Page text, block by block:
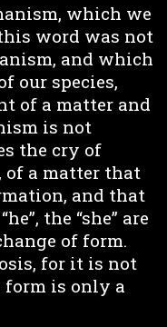
which we
word was not
and which
our species,
of a matter and
is not
the cry of
a matter that
and that
the “she” are
of form.
for it is not
form is only a